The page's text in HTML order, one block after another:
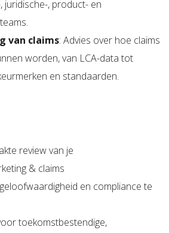
juridische-, product- en
van claims: Advies over hoe claims
worden, van LCA-data tot
en standaarden.
review van je
& claims
en compliance te
toekomstbestendige,